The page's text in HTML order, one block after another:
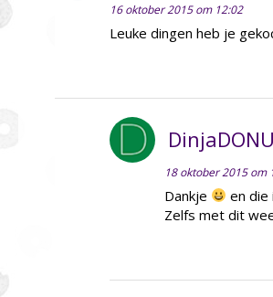
16 oktober 2015 om 12:02
Leuke dingen heb je
18 oktober 2015 om
Dankje
en die
Zelfs met dit